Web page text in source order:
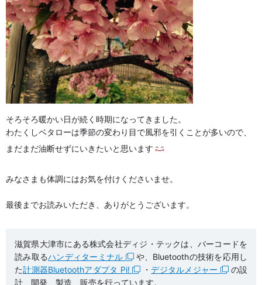
そろそろ暖かい日が続く時期になってきました。
わたくしベタローは季節の変わり目で風邪を引くことが多いので、
まだまだ油断せずにいきたいと思います
みなさまも体調にはお気を付けくださいませ。
最後までお読みいただき、ありがとうございます。
滋賀県大津市にある株式会社ディジ・テックは、バーコードを
読み取るハンディターミナル
や、Bluetoothの技術を応用し
た計測器Bluetoothアダプタ Pi! ・デジタルメジャー
の設
計、開発、製造、販売を行っています。